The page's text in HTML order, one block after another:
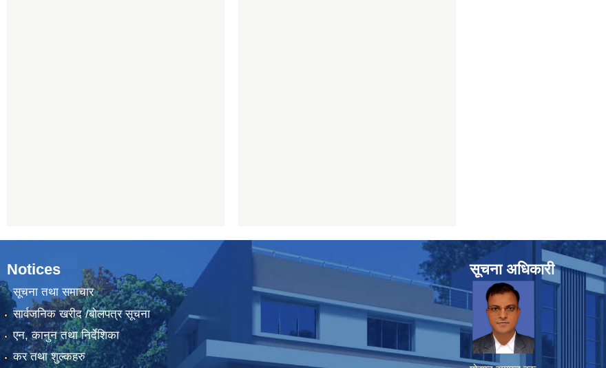
Notices
सूचना तथा समाचार
सार्वजनिक खरीद /बोलपत्र सूचना
एन, कानुन तथा निर्देशिका
कर तथा शुल्कहरु
सूचना अधिकारी